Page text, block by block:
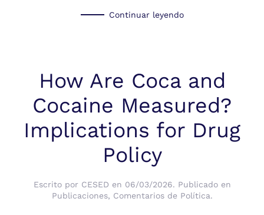
Continuar leyendo
How Are Coca and
Cocaine Measured?
Implications for Drug
Policy
Escrito por CESED en 06/03/2026. Publicado en
Publicaciones, Comentarios de Política.